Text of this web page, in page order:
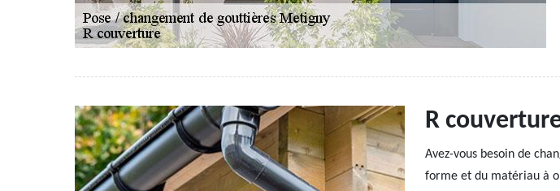
R
Avez-vous besoin de
forme et du matériau à